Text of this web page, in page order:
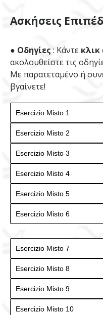
Ασκήσεις
● Οδηγίες : Κάντε κλικ
ακολουθείστε τις
Με παρατεταμένο ή
βγαίνετε!